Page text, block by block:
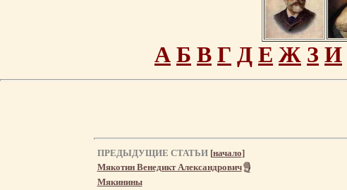
А Б В Г Д Е Ж З И
ПРЕДЫДУЩИЕ СТАТЬИ [начало]
Мякотин Венедикт Александрович
Мякинины